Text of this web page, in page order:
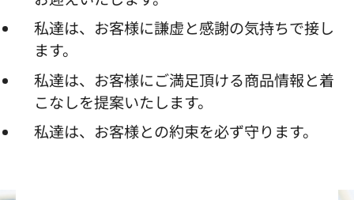
私達は、お客様に謙虚と感謝の気持ちで接し
ます。
私達は、お客様にご満足頂ける商品情報と着
こなしを提案いたします。
私達は、お客様との約束を必ず守ります。